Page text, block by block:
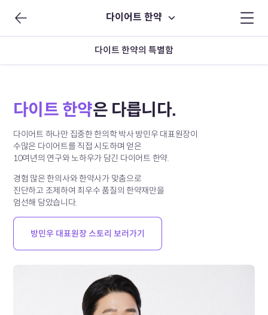
다이어트 한약
다이트 한약의 특별함
다이트 한약은 다릅니다.
다이어트 하나만 집중한 한의학 박사 방민우 대표원장이
수많은 다이어트를 직접 시도하며 얻은
10여년의 연구와 노하우가 담긴 다이어트 한약.
경험 많은 한의사와 한약사가 맞춤으로
진단하고 조제하여 최우수 품질의 한약재만을
엄선해 담았습니다.
방민우 대표원장 스토리 보러가기